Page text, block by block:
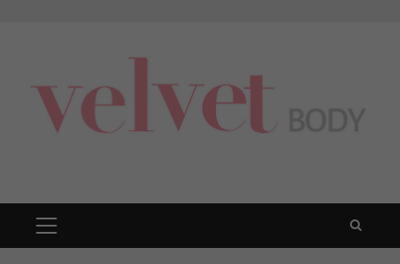
PRIMARY
MENU